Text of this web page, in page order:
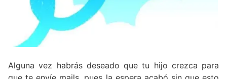
Alguna vez habrás deseado que tu hijo crezca para